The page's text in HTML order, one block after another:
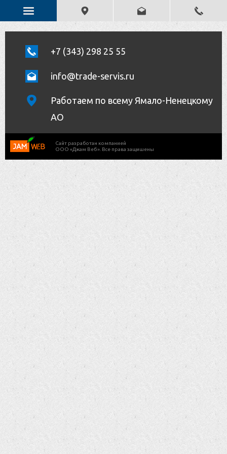
Работаем по всему Ямало-Ненецкому
АО
+7 (343) 298 25 55
info@trade-servis.ru
Cайт разработан компанией
ООО «Джам Веб». Все права защишены